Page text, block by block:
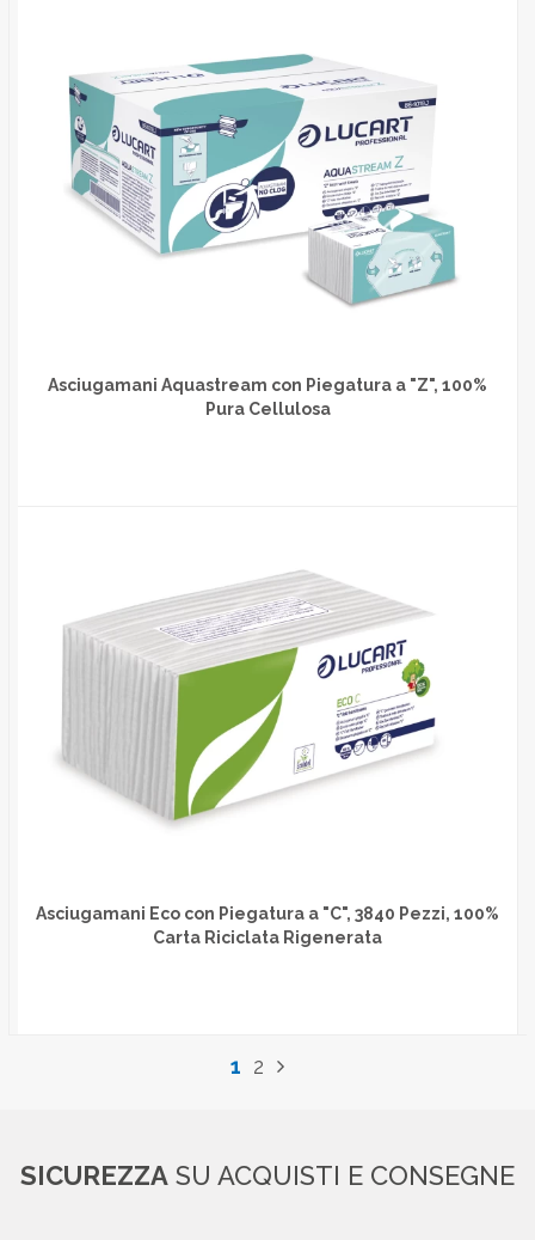
Asciugamani Aquastream con Piegatura a "Z", 100%
Pura Cellulosa
Asciugamani Eco con Piegatura a "C", 3840 Pezzi, 100%
Carta Riciclata Rigenerata
1 2
SICUREZZA SU ACQUISTI E CONSEGNE